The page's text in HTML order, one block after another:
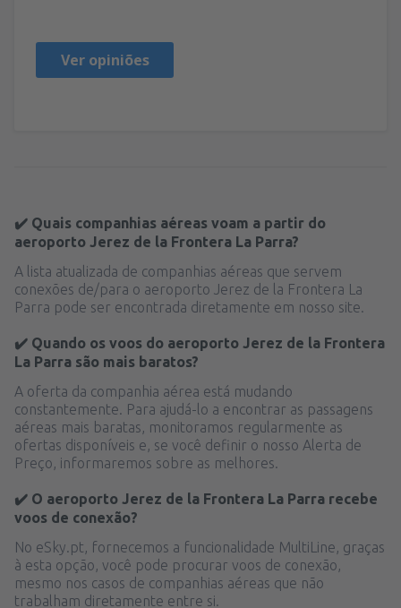
Ver opiniões
✔️ Quais companhias aéreas voam a partir do
aeroporto Jerez de la Frontera La Parra?
A lista atualizada de companhias aéreas que servem
conexões de/para o aeroporto Jerez de la Frontera La
Parra pode ser encontrada diretamente em nosso site.
✔️ Quando os voos do aeroporto Jerez de la Frontera
La Parra são mais baratos?
A oferta da companhia aérea está mudando
constantemente. Para ajudá-lo a encontrar as passagens
aéreas mais baratas, monitoramos regularmente as
ofertas disponíveis e, se você definir o nosso Alerta de
Preço, informaremos sobre as melhores.
✔️ O aeroporto Jerez de la Frontera La Parra recebe
voos de conexão?
No eSky.pt, fornecemos a funcionalidade MultiLine, graças
à esta opção, você pode procurar voos de conexão,
mesmo nos casos de companhias aéreas que não
trabalham diretamente entre si.